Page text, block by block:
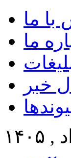
با ما
ما
خبر